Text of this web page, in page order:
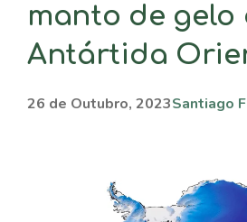
manto de gelo
Antártida
26 de Outubro, 2023Santiago